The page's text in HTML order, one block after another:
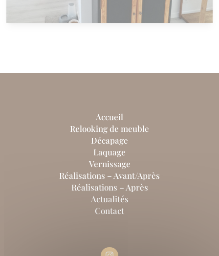
Accueil
Relooking de meuble
Décapage
Laquage
Vernissage
Réalisations – Avant/Après
Réalisations – Après
Actualités
Contact